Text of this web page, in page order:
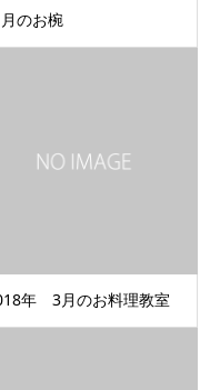
月のお椀
年 3月のお料理教室